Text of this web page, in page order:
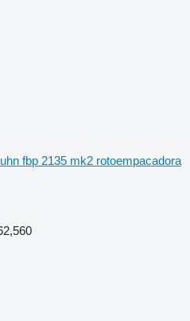
fbp 2135 mk2 rotoempacadora